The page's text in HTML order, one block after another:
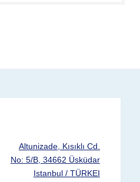
Altunizade, Kısıklı Cd.
No: 5/B, 34662 Üsküdar
Istanbul / TÜRKEI